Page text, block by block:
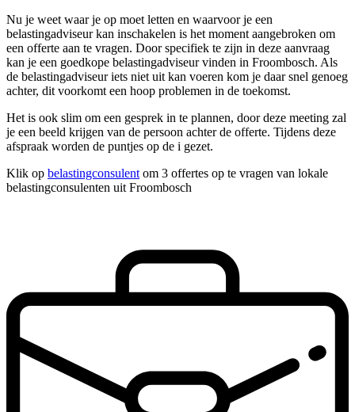
Nu je weet waar je op moet letten en waarvoor je een
belastingadviseur kan inschakelen is het moment aangebroken om
een offerte aan te vragen. Door specifiek te zijn in deze aanvraag
kan je een goedkope belastingadviseur vinden in Froombosch. Als
de belastingadviseur iets niet uit kan voeren kom je daar snel genoeg
achter, dit voorkomt een hoop problemen in de toekomst.
Het is ook slim om een gesprek in te plannen, door deze meeting zal
je een beeld krijgen van de persoon achter de offerte. Tijdens deze
afspraak worden de puntjes op de i gezet.
Klik op belastingconsulent om 3 offertes op te vragen van lokale
belastingconsulenten uit Froombosch